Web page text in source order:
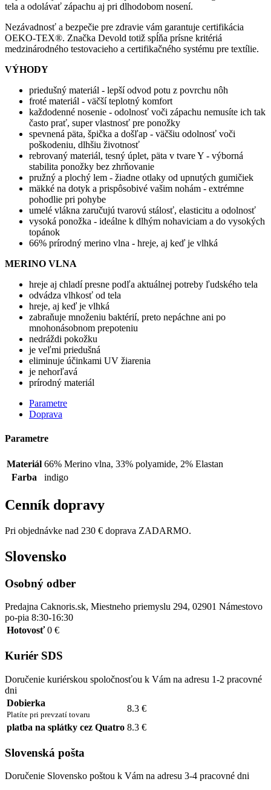
tela a odolávať zápachu aj pri dlhodobom nosení.
Nezávadnosť a bezpečie pre zdravie vám garantuje certifikácia
OEKO-TEX®. Značka Devold totiž spĺňa prísne kritériá
medzinárodného testovacieho a certifikačného systému pre textílie.
VÝHODY
priedušný materiál - lepší odvod potu z povrchu nôh
froté materiál - väčší teplotný komfort
každodenné nosenie - odolnosť voči zápachu nemusíte ich tak
často prať, super vlastnosť pre ponožky
spevnená päta, špička a došľap - väčšiu odolnosť voči
poškodeniu, dlhšiu životnosť
rebrovaný materiál, tesný úplet, päta v tvare Y - výborná
stabilita ponožky bez zhrňovanie
pružný a plochý lem - žiadne otlaky od upnutých gumičiek
mäkké na dotyk a prispôsobivé vašim nohám - extrémne
pohodlie pri pohybe
umelé vlákna zaručujú tvarovú stálosť, elasticitu a odolnosť
vysoká ponožka - ideálne k dlhým nohaviciam a do vysokých
topánok
66% prírodný merino vlna - hreje, aj keď je vlhká
MERINO VLNA
hreje aj chladí presne podľa aktuálnej potreby ľudského tela
odvádza vlhkosť od tela
hreje, aj keď je vlhká
zabraňuje množeniu baktérií, preto nepáchne ani po
mnohonásobnom prepoteniu
nedráždi pokožku
je veľmi priedušná
eliminuje účinkami UV žiarenia
je nehorľavá
prírodný materiál
Parametre
Doprava
Parametre
Materiál 66% Merino vlna, 33% polyamide, 2% Elastan
Farba
indigo
Cenník dopravy
Pri objednávke nad 230 € doprava ZADARMO.
Slovensko
Osobný odber
Predajna Caknoris.sk, Miestneho priemyslu 294, 02901 Námestovo
po-pia 8:30-16:30
Hotovosť 0 €
Kuriér SDS
Doručenie kuriérskou spoločnosťou k Vám na adresu 1-2 pracovné
dni
Dobierka
Platíte pri prevzatí tovaru
8.3 €
platba na splátky cez Quatro 8.3 €
Slovenská pošta
Doručenie Slovensko poštou k Vám na adresu 3-4 pracovné dni